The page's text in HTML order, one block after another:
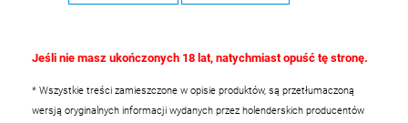
Jeśli nie masz ukończonych 18 lat, natychmiast opuść tę stronę.
* Wszystkie treści zamieszczone w opisie produktów, są przetłumaczoną
wersją oryginalnych informacji wydanych przez holenderskich producentów